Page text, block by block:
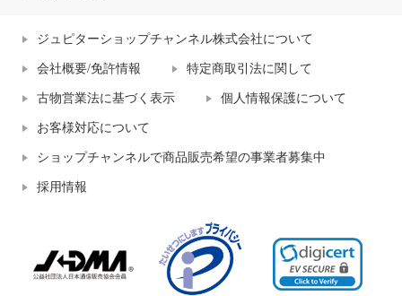
ジュピターショップチャンネル株式会社について
会社概要/免許情報 特定商取引法に関して
古物営業法に基づく表示 個人情報保護について
お客様対応について
ショップチャンネルで商品販売希望の事業者募集中
採用情報